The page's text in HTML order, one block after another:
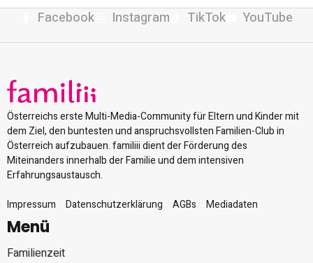
Facebook Instagram TikTok YouTube
Österreichs erste Multi-Media-Community für Eltern und Kinder mit
dem Ziel, den buntesten und anspruchsvollsten Familien-Club in
Österreich aufzubauen. familiii dient der Förderung des
Miteinanders innerhalb der Familie und dem intensiven
Erfahrungsaustausch.
Impressum
Datenschutzerklärung AGBs Mediadaten
Menü
Familienzeit